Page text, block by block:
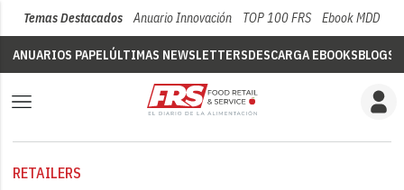
Temas Destacados Anuario Innovación TOP 100 FRS Ebook MDD
ANUARIOS PAPELÚLTIMAS NEWSLETTERSDESCARGA EBOOKSBLOGS
RETAILERS